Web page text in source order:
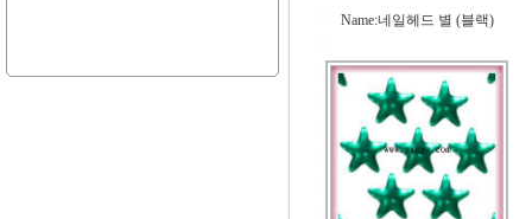
Name:네일헤드 별 (블랙)